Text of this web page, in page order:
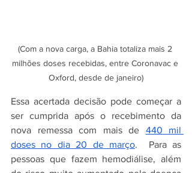
(Com a nova carga, a Bahia totaliza mais 2
milhões doses recebidas, entre Coronavac e
Oxford, desde de janeiro)
Essa acertada decisão pode começar a
ser cumprida após o recebimento da
nova remessa com mais de 440 mil
doses no dia 20 de março.  Para as
pessoas que fazem hemodiálise, além